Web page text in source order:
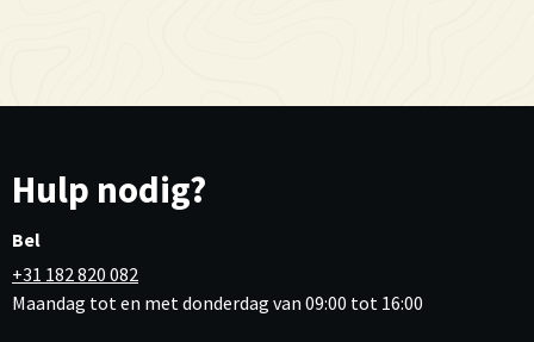
Hulp nodig?
Bel
+31 182 820 082
Maandag tot en met donderdag van 09:00 tot 16:00